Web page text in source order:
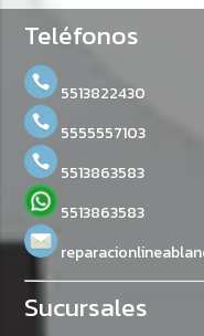
Teléfonos
5513822430
5555557103
5513863583
5513863583
Sucursales